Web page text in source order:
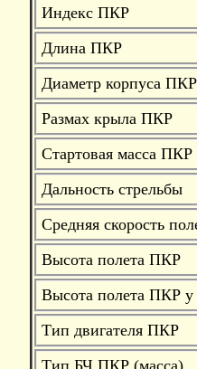
Индекс ПКР
Длина ПКР
Диаметр корпуса ПКР
Размах крыла ПКР
Стартовая масса ПКР
Дальность стрельбы
Средняя скорость
Высота полета ПКР
Высота полета ПКР у
Тип двигателя ПКР
Тип БЧ ПКР (масса)